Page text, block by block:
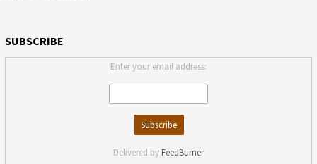
SUBSCRIBE
Enter your email address:
Delivered by FeedBurner